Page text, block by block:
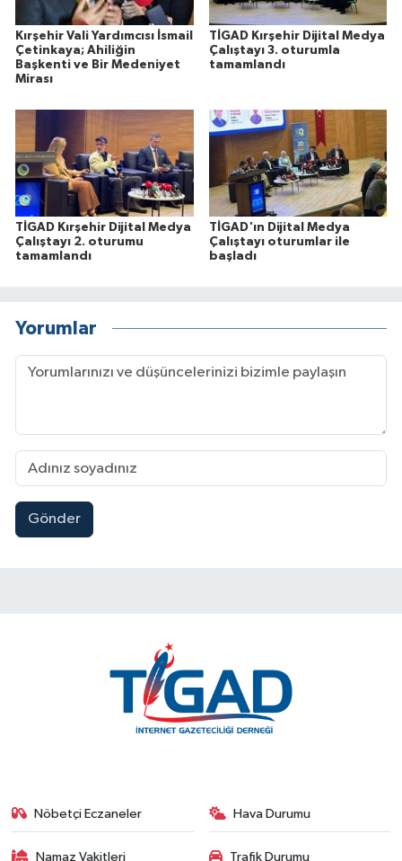
Kırşehir Vali Yardımcısı İsmail
Çetinkaya; Ahiliğin
Başkenti ve Bir Medeniyet
Mirası
TİGAD Kırşehir Dijital Medya
Çalıştayı 3. oturumla
tamamlandı
TİGAD Kırşehir Dijital Medya
Çalıştayı 2. oturumu
tamamlandı
TİGAD'ın Dijital Medya
Çalıştayı oturumlar ile
başladı
Yorumlar
Gönder
Nöbetçi Eczaneler Hava Durumu
Namaz Vakitleri Trafik Durumu